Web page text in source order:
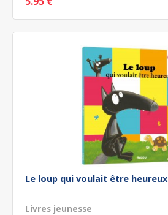
Le loup qui voulait être heureux
Livres jeunesse